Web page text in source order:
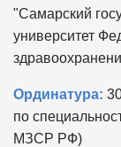
"Самарский
университет
Ординатура:
по
МЗСР РФ)